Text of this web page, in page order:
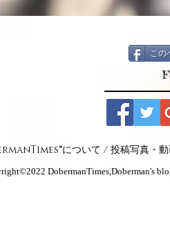
この
について / 投稿写真・
DobermanTimes,Doberman's